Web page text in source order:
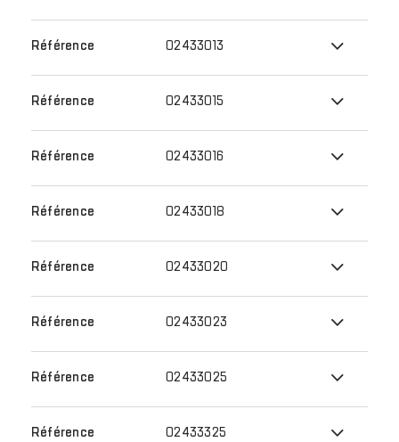
02433013
02433015
02433016
02433018
02433020
02433023
02433025
02433325